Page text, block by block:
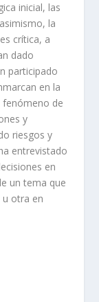
inicial, las
la
crítica, a
dado
participado
en la
fenómeno de
y
riesgos y
entrevistado
en
un tema que
u otra en